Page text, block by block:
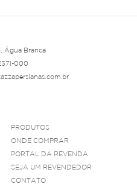
Água Branca
000
PRODUTOS
ONDE COMPRAR
PORTAL DA REVENDA
SEJA UM REVENDEDOR
CONTATO